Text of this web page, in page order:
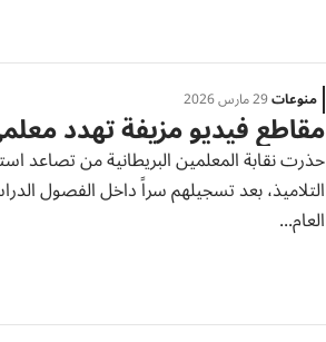
منوعات29 مارس 2026
مقاطع فيديو مزيفة تهدد
حذرت نقابة المعلمين البريطانية من تصاعد
التلاميذ، بعد تسجيلهم سراً داخل الفصول
العام...